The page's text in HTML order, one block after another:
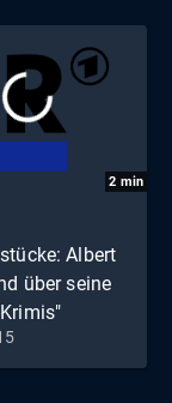
2 min
Albert
über seine